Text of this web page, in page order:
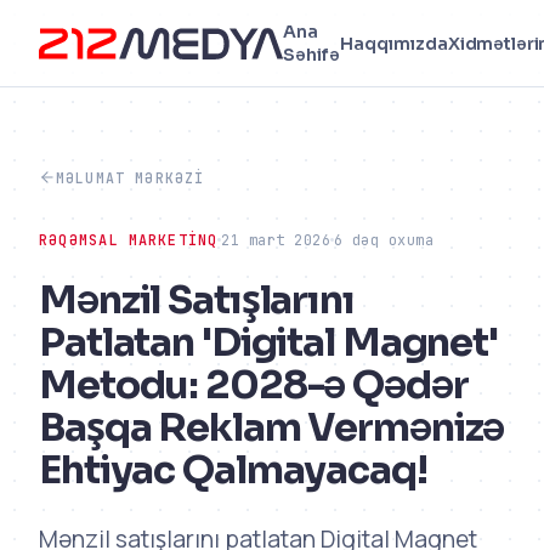
Ana
Səhifə
Haqqımızda
MƏLUMAT MƏRKƏZI
RƏQƏMSAL MARKETINQ 21 mart 2026 6 dəq oxuma
Mənzil Satışlarını
Patlatan 'Digital Magnet'
Metodu: 2028-ə Qədər
Başqa Reklam Vermənizə
Ehtiyac Qalmayacaq!
Mənzil satışlarını patlatan Digital Magnet